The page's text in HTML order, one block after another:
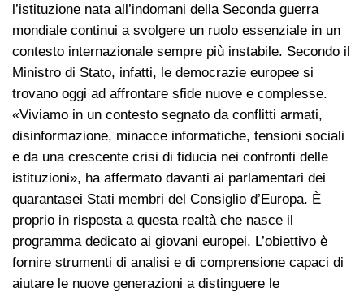
l’istituzione nata all’indomani della Seconda guerra
mondiale continui a svolgere un ruolo essenziale in un
contesto internazionale sempre più instabile. Secondo il
Ministro di Stato, infatti, le democrazie europee si
trovano oggi ad affrontare sfide nuove e complesse.
«Viviamo in un contesto segnato da conflitti armati,
disinformazione, minacce informatiche, tensioni sociali
e da una crescente crisi di fiducia nei confronti delle
istituzioni», ha affermato davanti ai parlamentari dei
quarantasei Stati membri del Consiglio d’Europa. È
proprio in risposta a questa realtà che nasce il
programma dedicato ai giovani europei. L’obiettivo è
fornire strumenti di analisi e di comprensione capaci di
aiutare le nuove generazioni a distinguere le